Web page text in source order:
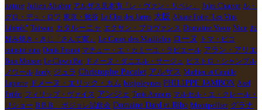
nature Julien Altaber アルザス見本市「レ・ヴァン・リベレ」 Jules Chauvet ル・
グロ・デュ・ロワ 東京・鴬谷 Le Clos des Jarres 大阪 Alsace Foire "Les Vins
Libérés" Taiwan カタルーニャ エクサン・プロヴァンス Domaine Yoyo Nice お
好み焼き・きじ「さんて寛」
Le Casot des Mailloles ローヌ
トマ・ピコ
coinstot vino Denis Pesnot マチュー・エ・カミーユ・ラピエール アラン・アリエ
Bois Moisset Le Clown Bar ドメーヌ・ダニエル・サージュ
ビストロ・シャンブル
ノワール Jordy ジュラ Christophe Pacalet アルザス Mathieu et Camille
Lapierre ドメーヌ・エリック・カム biojoleynes PHILIPPE JAMBON Axel
Prüfer フィリップ・ヴァイス アンジェ Trois Amours マルセル・エ・クレール・
リショー B.B.B. ボジョレ試飲会 Domaine Dard et Ribo Montpellier グラナ